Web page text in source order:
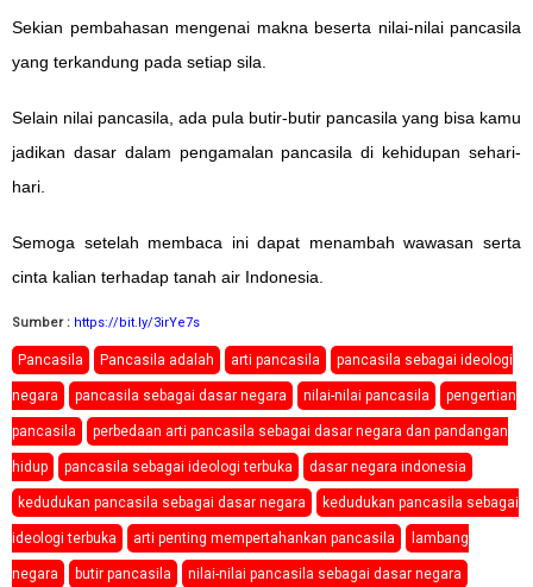
Sekian pembahasan mengenai makna beserta nilai-nilai pancasila
yang terkandung pada setiap sila.
Selain nilai pancasila, ada pula butir-butir pancasila yang bisa kamu
jadikan dasar dalam pengamalan pancasila di kehidupan sehari-
hari.
Semoga setelah membaca ini dapat menambah wawasan serta
cinta kalian terhadap tanah air Indonesia.
Sumber : https://bit.ly/3irYe7s
Pancasila Pancasila adalah arti pancasila pancasila sebagai ideologi
negara pancasila sebagai dasar negara nilai-nilai pancasila pengertian
pancasila perbedaan arti pancasila sebagai dasar negara dan pandangan
hidup pancasila sebagai ideologi terbuka dasar negara indonesia
kedudukan pancasila sebagai dasar negara kedudukan pancasila sebagai
ideologi terbuka arti penting mempertahankan pancasila lambang
negara butir pancasila nilai-nilai pancasila sebagai dasar negara